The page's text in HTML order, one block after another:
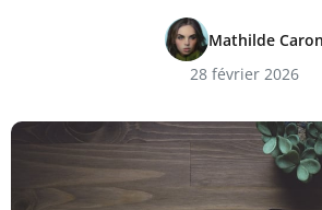
Mathilde Caron
28 février 2026